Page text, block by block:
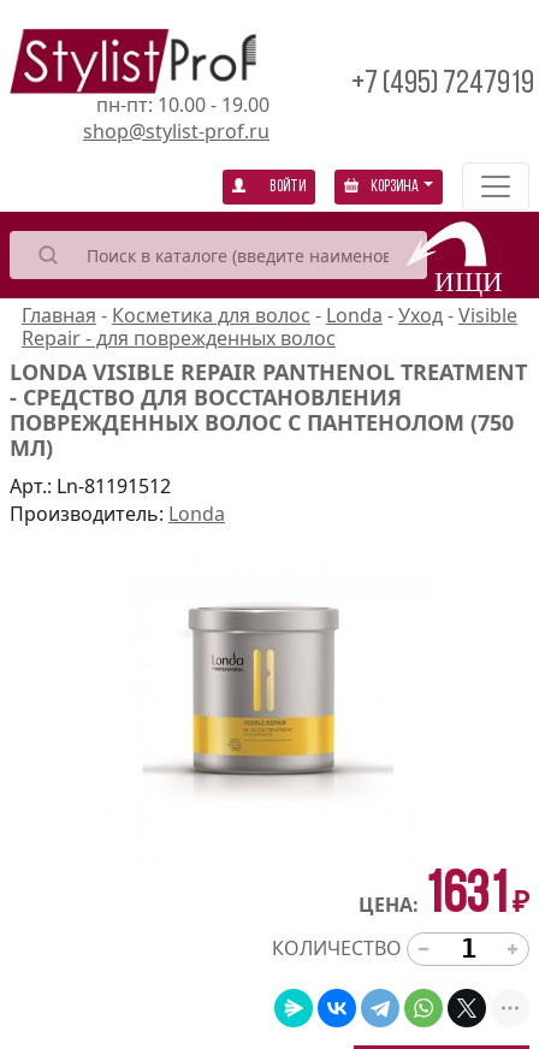
пн-пт: 10.00 - 19.00
shop@stylist-prof.ru
+7 (495) 7247919
Войти Корзина
Главная - Косметика для волос - Londa -Уход-Visible
Repair - для поврежденных волос
LONDA VISIBLE REPAIR PANTHENOL TREATMENT
- СРЕДСТВО ДЛЯ ВОССТАНОВЛЕНИЯ
ПОВРЕЖДЕННЫХ ВОЛОС С ПАНТЕНОЛОМ (750
МЛ)
Арт.: Ln-81191512
Производитель: Londa
ЦЕНА: 1631 ₽
КОЛИЧЕСТВО